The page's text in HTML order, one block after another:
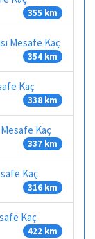
355 km
Mesafe Kaç
354 km
Kaç
338 km
Kaç
337 km
Kaç
316 km
Kaç
422 km